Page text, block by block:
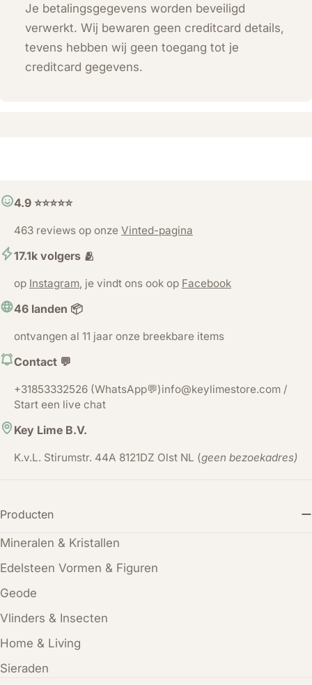
Je betalingsgegevens worden beveiligd
verwerkt. Wij bewaren geen creditcard details,
tevens hebben wij geen toegang tot je
creditcard gegevens.
4.9 ⭐️⭐️⭐️⭐️⭐️
463 reviews op onze Vinted-pagina
17.1k volgers 🫂
op Instagram, je vindt ons ook op Facebook
46 landen 📦
ontvangen al 11 jaar onze breekbare items
Contact 💬
+31853332526 (WhatsApp💬)info@keylimestore.com /
Start een live chat
Key Lime B.V.
K.v.L. Stirumstr. 44A 8121DZ Olst NL (geen bezoekadres)
Producten
Mineralen & Kristallen
Edelsteen Vormen & Figuren
Geode
Vlinders & Insecten
Home & Living
Sieraden